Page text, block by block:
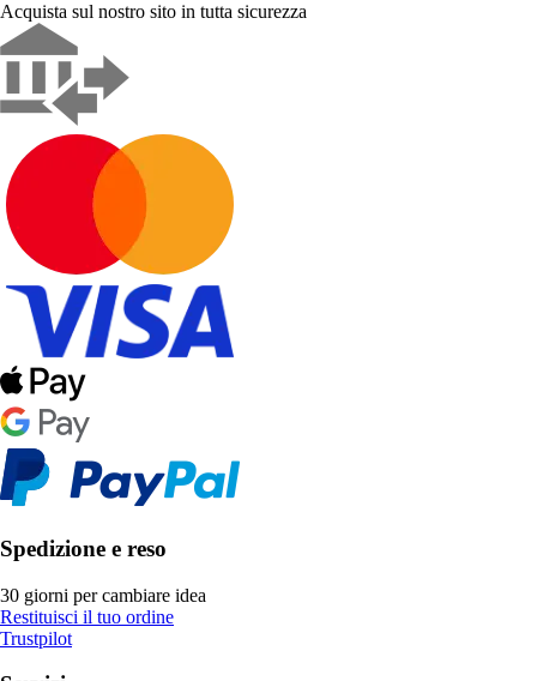
Acquista sul nostro sito in tutta sicurezza
Spedizione e reso
30 giorni per cambiare idea
Restituisci il tuo ordine
Trustpilot